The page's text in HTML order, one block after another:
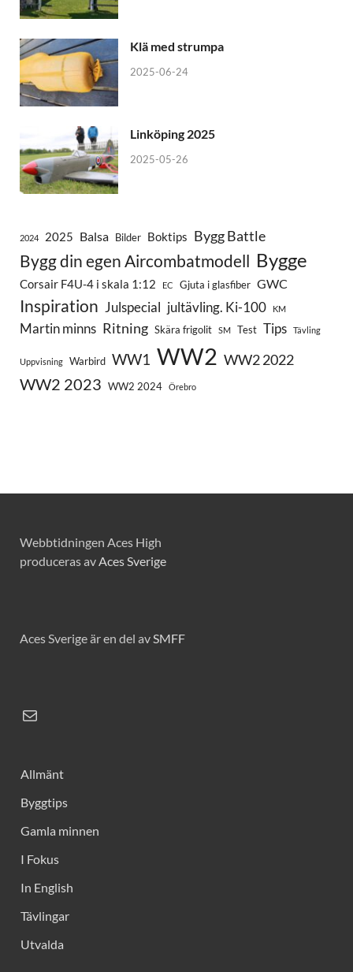
Klä med strumpa
2025-06-24
Linköping 2025
2025-05-26
2024 2025 Balsa Bilder Boktips Bygg Battle
Bygg din egen Aircombatmodell Bygge
Corsair F4U-4 i skala 1:12 EC Gjuta i glasfiber GWC
Inspiration Julspecial jultävling. Ki-100 KM
Martin minns Ritning Skära frigolit SM Test Tips Tävling
Uppvisning Warbird WW1 WW2 WW2 2022
WW2 2023 WW2 2024 Örebro
Webbtidningen Aces High
produceras avAces Sverige
Aces Sverige är en del avSMFF
Allmänt
Byggtips
Gamla minnen
I Fokus
In English
Tävlingar
Utvalda